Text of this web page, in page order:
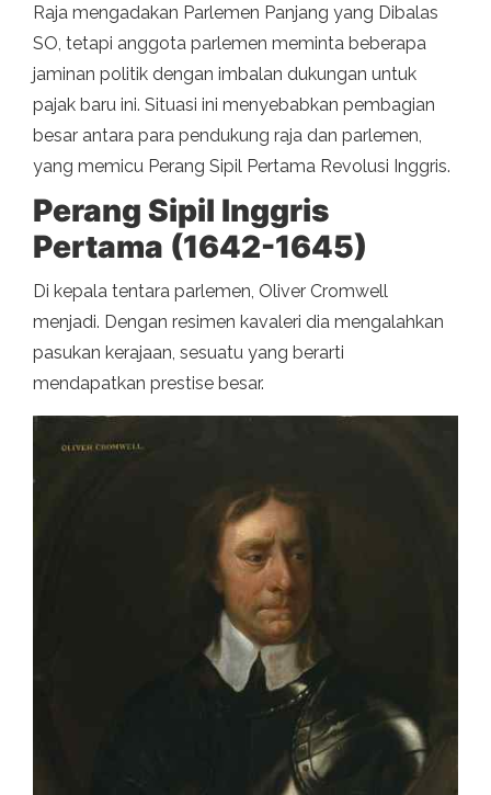
Raja mengadakan Parlemen Panjang yang Dibalas
SO, tetapi anggota parlemen meminta beberapa
jaminan politik dengan imbalan dukungan untuk
pajak baru ini. Situasi ini menyebabkan pembagian
besar antara para pendukung raja dan parlemen,
yang memicu Perang Sipil Pertama Revolusi Inggris.
Perang Sipil Inggris
Pertama (1642-1645)
Di kepala tentara parlemen, Oliver Cromwell
menjadi. Dengan resimen kavaleri dia mengalahkan
pasukan kerajaan, sesuatu yang berarti
mendapatkan prestise besar.